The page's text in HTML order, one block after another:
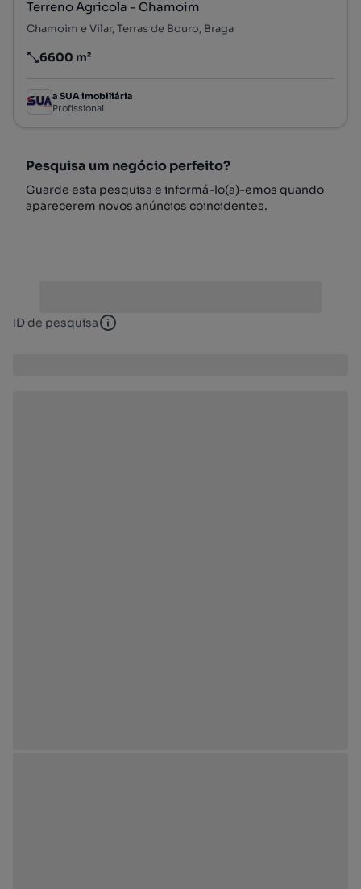
Terreno Agricola - Chamoim
Chamoim e Vilar, Terras de Bouro, Braga
Preço por metro quadrado
6600 m²
a SUA imobiliária
Profissional
Pesquisa um negócio perfeito?
Guarde esta pesquisa e informá-lo(a)-emos quando
aparecerem novos anúncios coincidentes.
ID de pesquisa ID de pesquisa